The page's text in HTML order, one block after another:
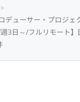
デューサー・プロジェ
週3日～/フルリモート